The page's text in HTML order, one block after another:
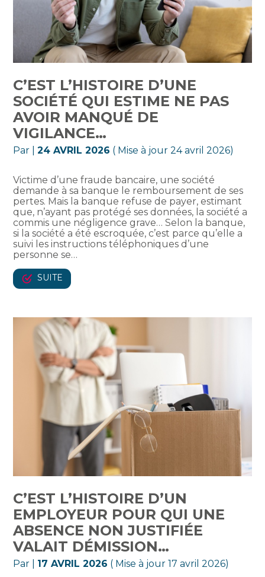
C’EST L’HISTOIRE D’UNE
SOCIÉTÉ QUI ESTIME NE PAS
AVOIR MANQUÉ DE
VIGILANCE…
Par |24 AVRIL 2026 ( Mise à jour 24 avril 2026)
Victime d’une fraude bancaire, une société
demande à sa banque le remboursement de ses
pertes. Mais la banque refuse de payer, estimant
que, n’ayant pas protégé ses données, la société a
commis une négligence grave… Selon la banque,
si la société a été escroquée, c’est parce qu’elle a
suivi les instructions téléphoniques d’une
personne se…
SUITE
C’EST L’HISTOIRE D’UN
EMPLOYEUR POUR QUI UNE
ABSENCE NON JUSTIFIÉE
VALAIT DÉMISSION…
Par 17 AVRIL 2026 ( Mise à jour 17 avril 2026)